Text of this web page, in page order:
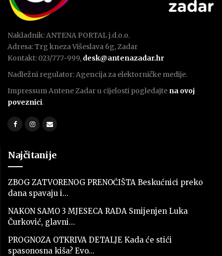
Nakladnik: ANTENA PORTAL j.d.o.o.
Adresa: Trg kneza Višeslava 6g, Zadar
Kontakt: 023/777-999, desk@antenazadar.hr
Nadležni regulator: Agencija za elektorničke medije.
Impressum Antene Zadar u cijelosti pogledajte na ovoj
poveznici.
Najčitanije
ZBOG ZATVORENOG PRENOĆIŠTA Beskućnici preko
dana spavaju i…
NAKON SAMO 3 MJESECA RADA Smijenjen Luka
Čurković, glavni…
PROGNOZA OTKRIVA DETALJE Kada će stići
spasonosna kiša? Evo…